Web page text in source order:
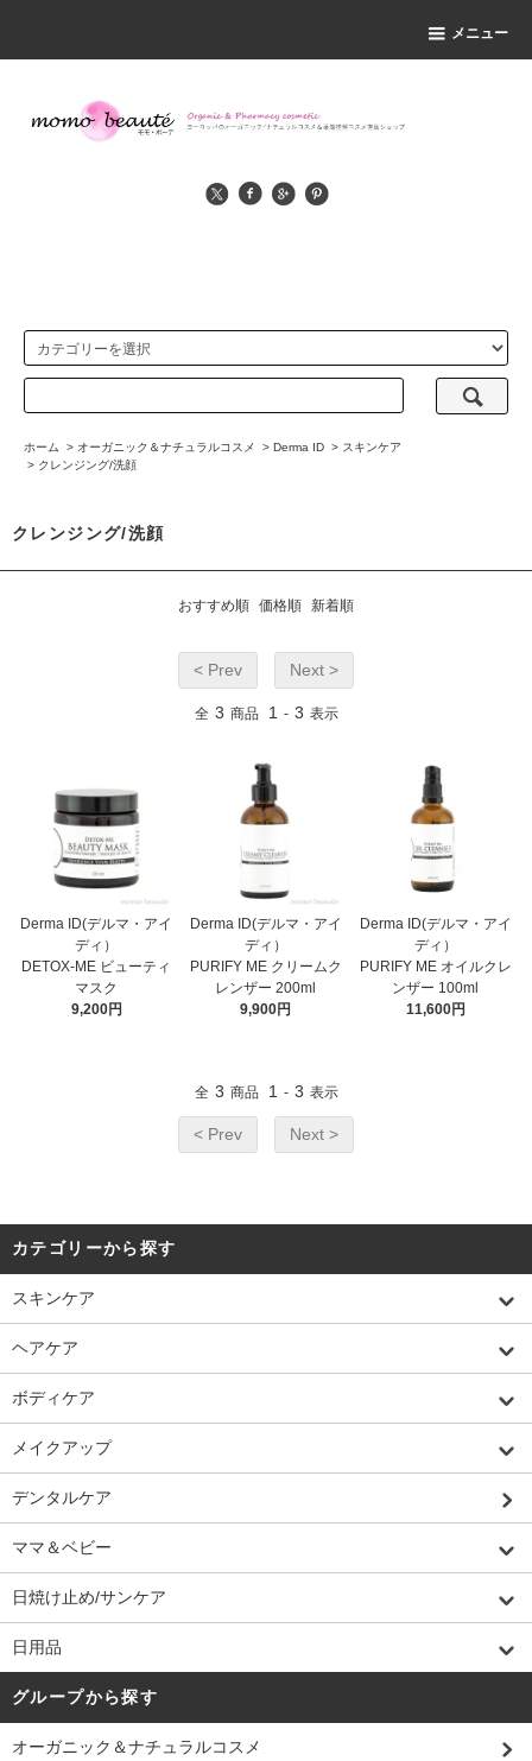
メニュー
ホーム > オーガニック＆ナチュラルコスメ > Derma ID > スキンケア
> クレンジング/洗顔
クレンジング/洗顔
おすすめ順 価格順 新着順
< Prev Next >
全 3 商品 1 - 3 表示
Derma ID(デルマ・アイ
ディ）
DETOX-ME ビューティ
マスク
9,200円
Derma ID(デルマ・アイ
ディ）
PURIFY ME クリームク
レンザー 200ml
9,900円
Derma ID(デルマ・アイ
ディ）
PURIFY ME オイルクレ
ンザー 100ml
11,600円
全 3 商品 1 - 3 表示
< Prev Next >
カテゴリーから探す
スキンケア
ヘアケア
ボディケア
メイクアップ
デンタルケア
ママ＆ベビー
日焼け止め/サンケア
日用品
グループから探す
オーガニック＆ナチュラルコスメ